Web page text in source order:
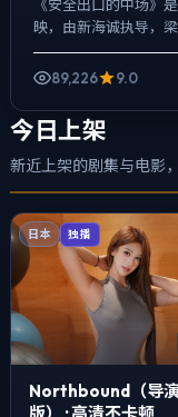
《安全出口的中场》
映，由新海诚执导，
键场面反而以环境声
89,226
9.0
今日上架
新近上架的剧集与电影
日本 独播
Northbound（导